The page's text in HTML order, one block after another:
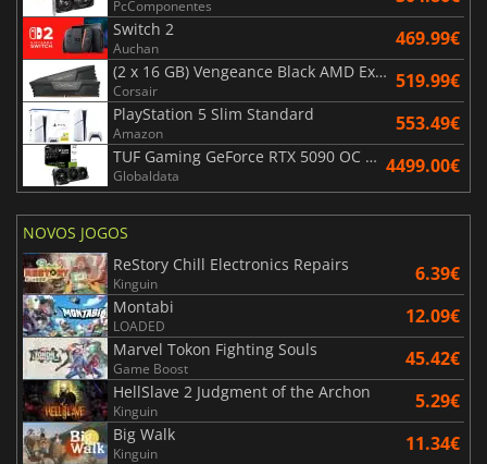
PcComponentes
Switch 2
Auchan 469.99€
(2 x 16 GB) Vengeance Black AMD Expo 6000 MHz - CAS 30
Corsair 519.99€
PlayStation 5 Slim Standard
Amazon 553.49€
TUF Gaming GeForce RTX 5090 OC Edition 32GB
Globaldata 4499.00€
NOVOS JOGOS
ReStory Chill Electronics Repairs
Kinguin 6.39€
Montabi
LOADED 12.09€
Marvel Tokon Fighting Souls
Game Boost 45.42€
HellSlave 2 Judgment of the Archon
Kinguin 5.29€
Big Walk
Kinguin 11.34€